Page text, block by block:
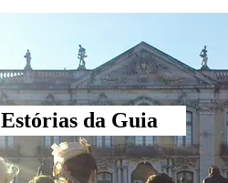
Estórias da Guia